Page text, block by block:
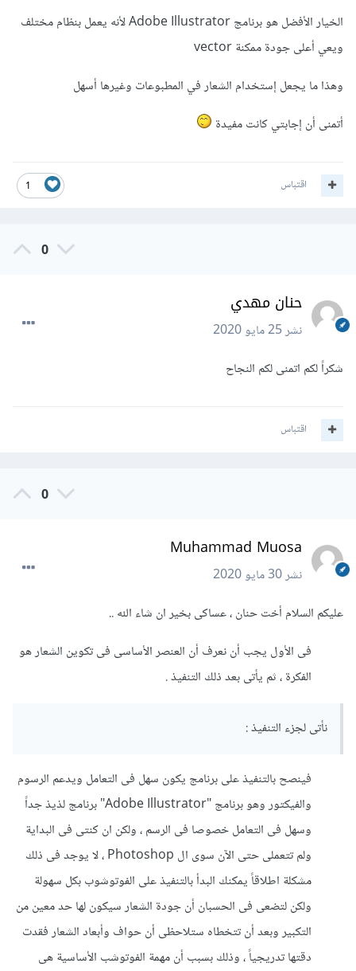
الخيار الأفضل هو برنامج Adobe Illustrator لأنه يعمل بنظام مختلف
ويعي أعلى جودة ممكنة vector
وهذا ما يجعل إستخدام الشعار في المطبوعات وغيرها أسهل
أتمنى أن إجابتي كانت مفيدة
1 اقتباس
0
حنان مهدي
نشر25 مايو 2020
شكراً لكم اتمنى لكم النجاح
اقتباس
0
Muhammad Muosa
نشر30 مايو 2020
عليكم السلام أخت حنان ، عساكى بخير ان شاء الله ..
فى الأول يجب أن نعرف أن العنصر الأساسى فى تكوين الشعار هو
الفكرة ، ثم يأتى بعد ذلك التنفيذ .
نأتى لجزء التنفيذ :
فينصح بالتنفيذ على برنامج يكون سهل فى التعامل ويدعم الرسوم
والفيكتور وهو برنامج "Adobe Illustrator" برنامج لذيذ جداً
وسهل فى التعامل خصوصا فى الرسم ، ولكن ان كنتى فى البداية
ولم تتعملى حتى الآن سوى ال Photoshop ، لا يوجد فى ذلك
مشكلة اطلاقاً يمكنك البدأ بالتنفيذ على الفوتوشوب بكل سهولة
ولكن لتضعى فى الحسبان أن جودة الشعار سيكون لها حد معين من
التكبير وبعد أن تتخطاه ستلاحظى أن حواف وأبعاد الشعار فقدت
دقتها تدريجياً ، وذلك بسبب أن مهمة الفوتوشب الأساسية هى